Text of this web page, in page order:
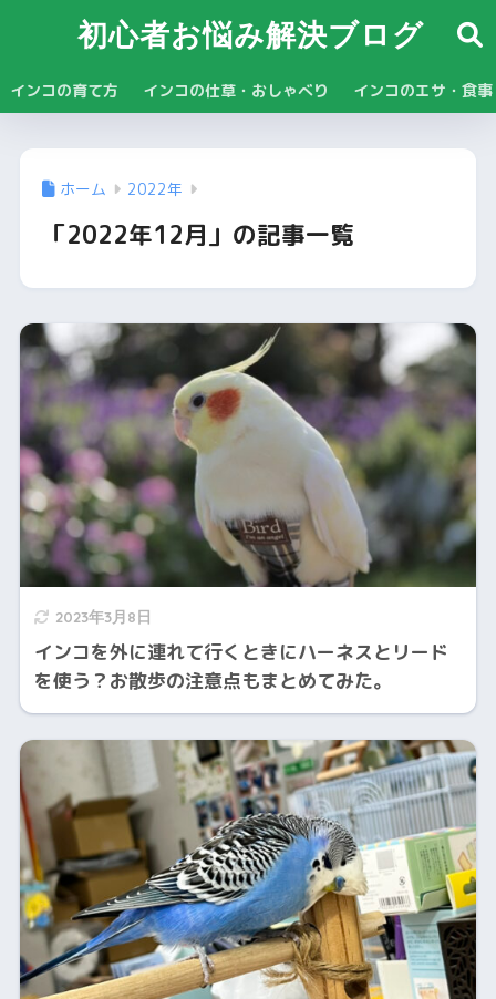
初心者お悩み解決ブログ
インコの育て方 インコの仕草・おしゃべり インコのエサ・食事
ホーム 2022年
「2022年12月」の記事一覧
2023年3月8日
インコを外に連れて行くときにハーネスとリード
を使う？お散歩の注意点もまとめてみた。